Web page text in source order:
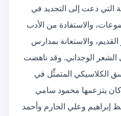
التي دعت إلى التجديد في
والاستفادة من الأدب
والاستعانة بمدارس
الشعر الوجداني. وقد ناهضت
الكلاسيكي المتمثِّل في
كان يتزعمها محمود سامي
إبراهيم وعلي الجارم وأحمد